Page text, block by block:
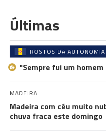
Últimas
ROSTOS DA AUTONOMIA
"Sempre fui um
MADEIRA
Madeira com céu muito
chuva fraca este domingo